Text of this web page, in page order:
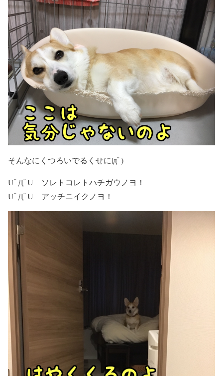
そんなにくつろいでるくせに|дﾟ)
UﾟДﾟU ソレトコレトハチガウノヨ！
UﾟДﾟU アッチニイクノヨ！